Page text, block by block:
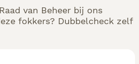
van Beheer bij ons
fokkers? Dubbelcheck zelf